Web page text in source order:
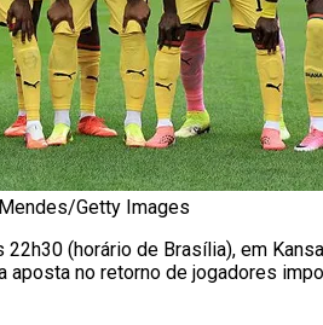
Getty Images
(horário de Brasília), em
aposta no retorno de jogadores